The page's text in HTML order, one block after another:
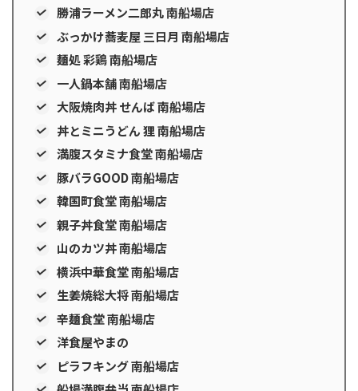
勝浦ラーメン二郎丸 南船場店
ぶっかけ蕎麦屋 三日月 南船場店
麺処 彩鶏 南船場店
一人鍋本舗 南船場店
大阪焼肉丼 せんば 南船場店
丼とミニうどん 狸 南船場店
満腹スタミナ食堂 南船場店
豚バラGOOD 南船場店
韓国町食堂 南船場店
親子丼食堂 南船場店
山のカツ丼 南船場店
横浜中華食堂 南船場店
生姜焼総大将 南船場店
辛麺食堂 南船場店
洋食屋やまの
ピラフキング 南船場店